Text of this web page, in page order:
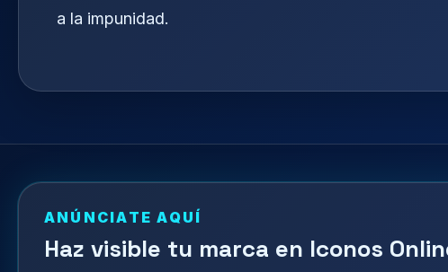
a la impunidad.
ANÚNCIATE AQUÍ
Haz visible tu marca en Iconos